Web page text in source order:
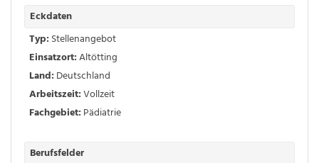
Eckdaten
Typ: Stellenangebot
Einsatzort:Altötting
Land: Deutschland
Arbeitszeit:Vollzeit
Fachgebiet: Pädiatrie
Berufsfelder